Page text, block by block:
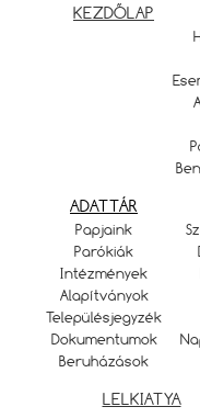
KEZDŐLAP
ADATTÁR
Papjaink
Parókiák
Intézmények
Alapítványok
Településjegyzék
Dokumentumok
Beruházások
LELKIATYA